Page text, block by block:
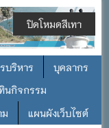
บริหาร
บุคลากร
นกิจกรรม
แผนผังเว็บไซต์
ปิดโหมดสีเทา